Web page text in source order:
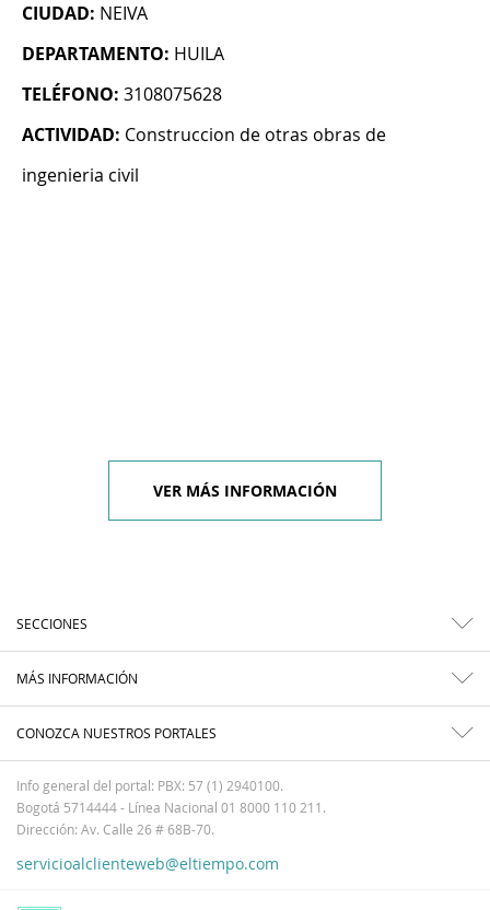
CIUDAD: NEIVA
DEPARTAMENTO: HUILA
TELÉFONO: 3108075628
ACTIVIDAD: Construccion de otras obras de
ingenieria civil
VER MÁS INFORMACIÓN
SECCIONES
MÁS INFORMACIÓN
CONOZCA NUESTROS PORTALES
Info general del portal: PBX: 57 (1) 2940100.
Bogotá 5714444 - Línea Nacional 01 8000 110 211.
Dirección: Av. Calle 26 # 68B-70.
servicioalclienteweb@eltiempo.com